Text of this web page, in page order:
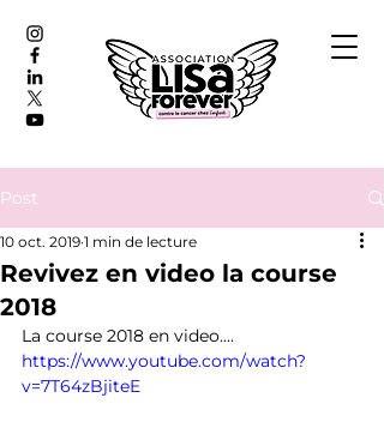
Post
Revivez en video la course
2018
10 oct. 2019 1 min de lecture
La course 2018 en video....
https://www.youtube.com/watch?
v=7T64zBjiteE